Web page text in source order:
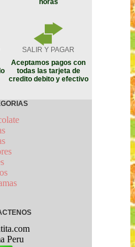
horas
SALIR Y PAGAR
Aceptamos pagos con
todas las tarjeta de
credito debito y efectivo
Peru